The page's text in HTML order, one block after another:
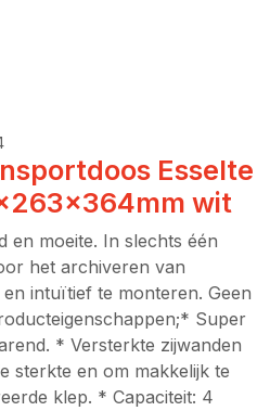
Esselte
wit
en moeite. In slechts één
het archiveren van
intuïtief te monteren. Geen
Super
* Versterkte zijwanden
sterkte en om makkelijk te
klep. * Capaciteit: 4